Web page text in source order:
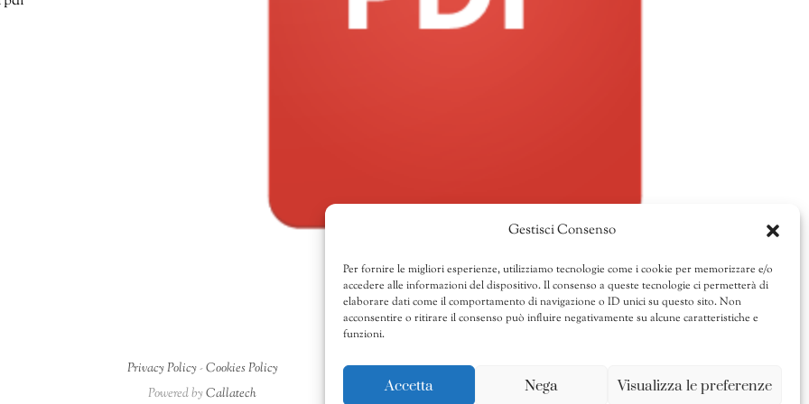
Gestisci Consenso
Per fornire le migliori esperienze, utilizziamo tecnologie come i cookie per memorizzare e/o
accedere alle informazioni del dispositivo. Il consenso a queste tecnologie ci permetterà di
elaborare dati come il comportamento di navigazione o ID unici su questo sito. Non
acconsentire o ritirare il consenso può influire negativamente su alcune caratteristiche e
funzioni.
Accetta Nega Visualizza le preferenze
Privacy Policy-Cookies Policy
Powered byCallatech